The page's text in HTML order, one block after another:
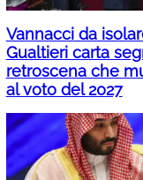
Vannacci da
Gualtieri carta
retroscena che
al voto del 2027